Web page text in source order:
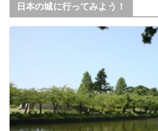
日本の城に行ってみよう！